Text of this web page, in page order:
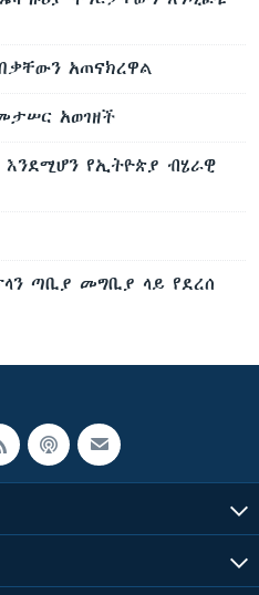
አጠናክረዋል
አወገዘች
እንደሚሆን የኢትዮጵያ ብሄራዊ
ጣቢያ መግቢያ ላይ የደረሰ